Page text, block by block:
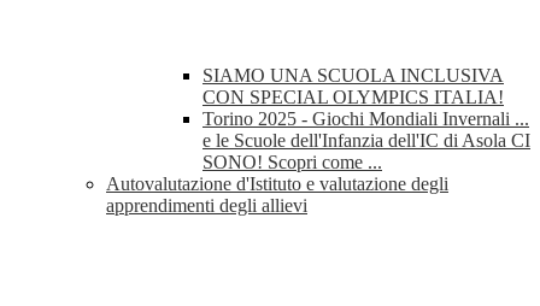
SIAMO UNA SCUOLA INCLUSIVA
CON SPECIAL OLYMPICS ITALIA!
Torino 2025 - Giochi Mondiali Invernali ...
e le Scuole dell'Infanzia dell'IC di Asola CI
SONO! Scopri come ...
Autovalutazione d'Istituto e valutazione degli
apprendimenti degli allievi